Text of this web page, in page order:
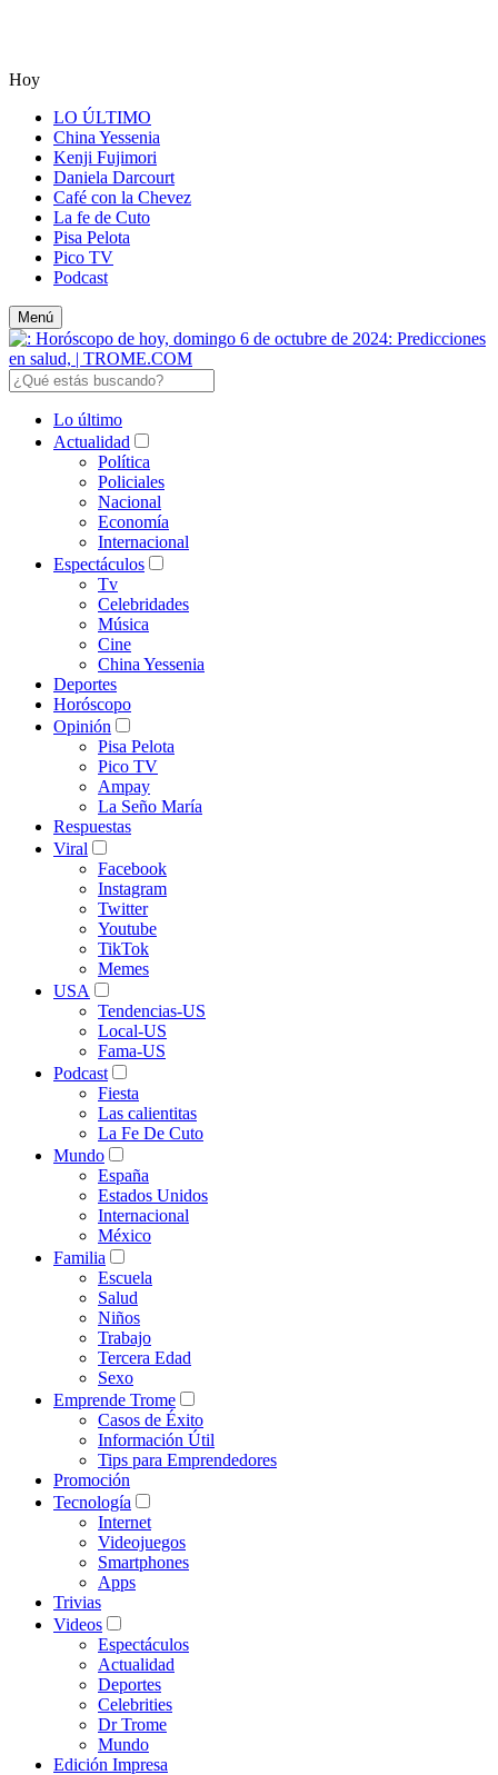
Hoy
LO ÚLTIMO
China Yessenia
Kenji Fujimori
Daniela Darcourt
Café con la Chevez
La fe de Cuto
Pisa Pelota
Pico TV
Podcast
Menú
Lo último
Actualidad
Política
Policiales
Nacional
Economía
Internacional
Espectáculos
Tv
Celebridades
Música
Cine
China Yessenia
Deportes
Horóscopo
Opinión
Pisa Pelota
Pico TV
Ampay
La Seño María
Respuestas
Viral
Facebook
Instagram
Twitter
Youtube
TikTok
Memes
USA
Tendencias-US
Local-US
Fama-US
Podcast
Fiesta
Las calientitas
La Fe De Cuto
Mundo
España
Estados Unidos
Internacional
México
Familia
Escuela
Salud
Niños
Trabajo
Tercera Edad
Sexo
Emprende Trome
Casos de Éxito
Información Útil
Tips para Emprendedores
Promoción
Tecnología
Internet
Videojuegos
Smartphones
Apps
Trivias
Videos
Espectáculos
Actualidad
Deportes
Celebrities
Dr Trome
Mundo
Edición Impresa